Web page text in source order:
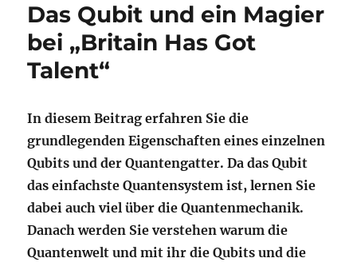
Das Qubit und ein Magier
bei „Britain Has Got
Talent“
In diesem Beitrag erfahren Sie die
grundlegenden Eigenschaften eines einzelnen
Qubits und der Quantengatter. Da das Qubit
das einfachste Quantensystem ist, lernen Sie
dabei auch viel über die Quantenmechanik.
Danach werden Sie verstehen warum die
Quantenwelt und mit ihr die Qubits und die